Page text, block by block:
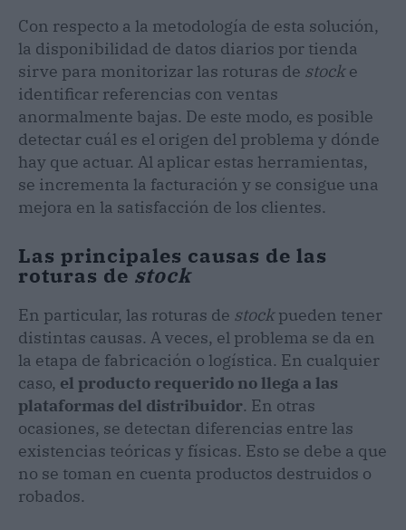
Con respecto a la metodología de esta solución,
la disponibilidad de datos diarios por tienda
sirve para monitorizar las roturas de stocke
identificar referencias con ventas
anormalmente bajas. De este modo, es posible
detectar cuál es el origen del problema y dónde
hay que actuar. Al aplicar estas herramientas,
se incrementa la facturación y se consigue una
mejora en la satisfacción de los clientes.
Las principales causas de las
roturas destock
En particular, las roturas de stockpueden tener
distintas causas. A veces, el problema se da en
la etapa de fabricación o logística. En cualquier
caso, el producto requerido no llega a las
plataformas del distribuidor. En otras
ocasiones, se detectan diferencias entre las
existencias teóricas y físicas. Esto se debe a que
no se toman en cuenta productos destruidos o
robados.